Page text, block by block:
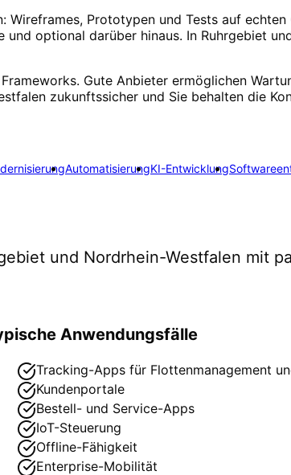
Prototypen und Tests auf echten
optional darüber hinaus. In Ruhrgebiet
Gute Anbieter ermöglichen
zukunftssicher und Sie behalten die
AutomatisierungKI-Entwicklung
und Nordrhein-Westfalen mit
Anwendungsfälle
Tracking-Apps für Flottenmanagement
Kundenportale
Bestell- und Service-Apps
IoT-Steuerung
Offline-Fähigkeit
Enterprise-Mobilität